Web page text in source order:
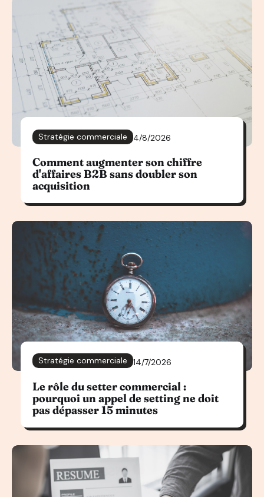
Stratégie commerciale 4/8/2026
Comment augmenter son chiffre
d'affaires B2B sans doubler son
acquisition
Stratégie commerciale 14/7/2026
Le rôle du setter commercial :
pourquoi un appel de setting ne doit
pas dépasser 15 minutes